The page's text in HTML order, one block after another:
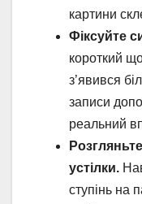
картини
Фіксуйте
короткий
з’явився
записи
реальний
устілки.
ступінь на